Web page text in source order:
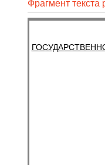
Фрагмент текста